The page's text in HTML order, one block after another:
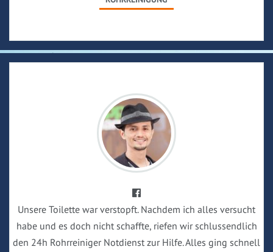
Unsere Toilette war verstopft. Nachdem ich alles versucht
habe und es doch nicht schaffte, riefen wir schlussendlich
den 24h Rohrreiniger Notdienst zur Hilfe. Alles ging schnell